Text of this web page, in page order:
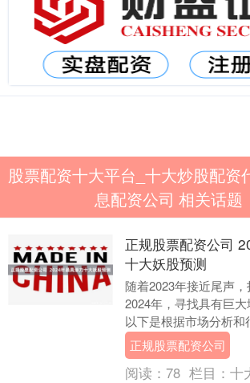
股票配资十大平台_十大炒股配资
息配资公司 相关话题
正规股票配资公司
十大妖股预测
随着2023年接近尾声
2024年，寻找具有巨大
以下是根据市场分析和
2024年最具潜力十大妖
是这....
正规股票配资公司
阅读： 78 栏目： 十